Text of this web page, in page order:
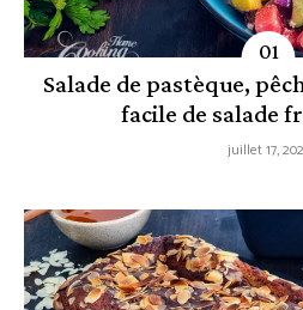
Salade de pastèque,
facile de salade
juillet 17,